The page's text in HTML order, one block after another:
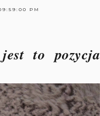
PM
to pozycja